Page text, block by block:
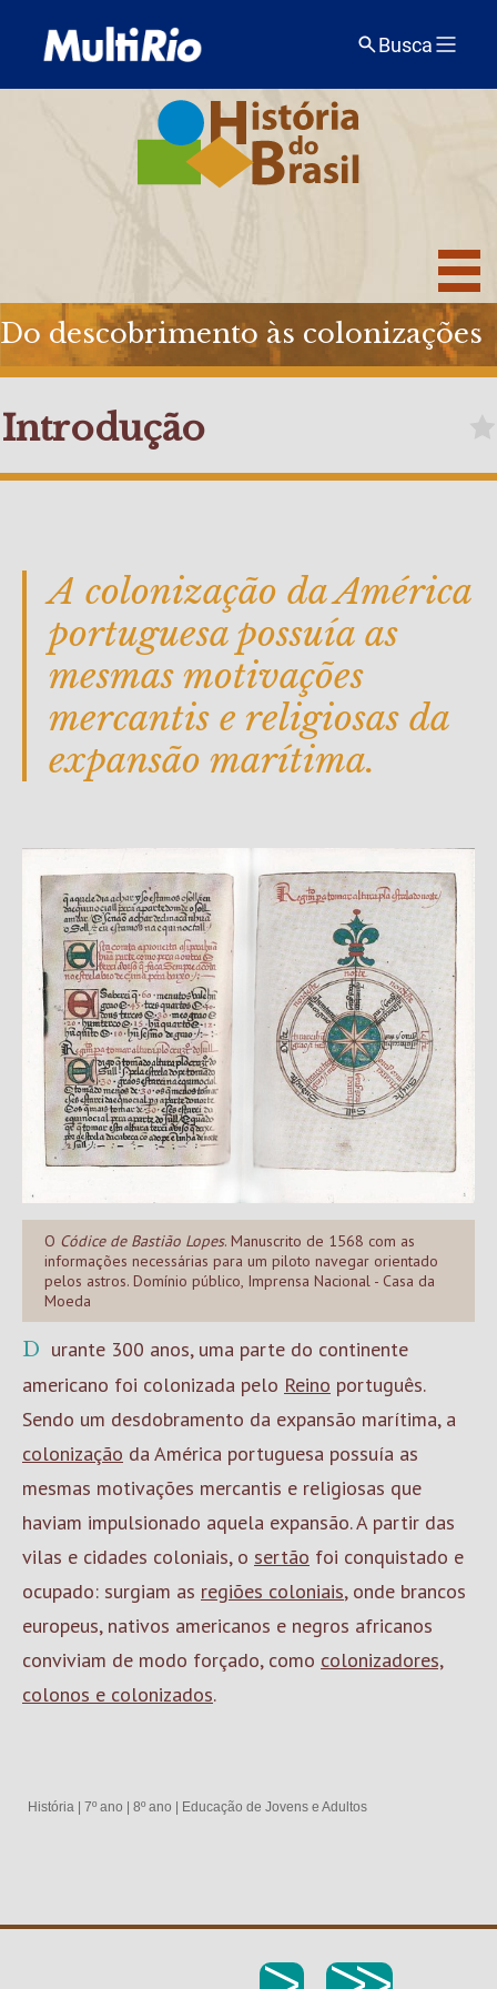
Busca
Do descobrimento às colonizações
Introdução
A colonização da América
portuguesa possuía as
mesmas motivações
mercantis e religiosas da
expansão marítima.
O Códice de Bastião Lopes. Manuscrito de 1568 com as
informações necessárias para um piloto navegar orientado
pelos astros. Domínio público, Imprensa Nacional - Casa da
Moeda
Durante 300 anos, uma parte do continente
americano foi colonizada pelo Reino português.
Sendo um desdobramento da expansão marítima, a
colonização da América portuguesa possuía as
mesmas motivações mercantis e religiosas que
haviam impulsionado aquela expansão. A partir das
vilas e cidades coloniais, o sertão foi conquistado e
ocupado: surgiam as regiões coloniais, onde brancos
europeus, nativos americanos e negros africanos
conviviam de modo forçado, como colonizadores,
colonos e colonizados.
História 7º ano 8º ano Educação de Jovens e Adultos